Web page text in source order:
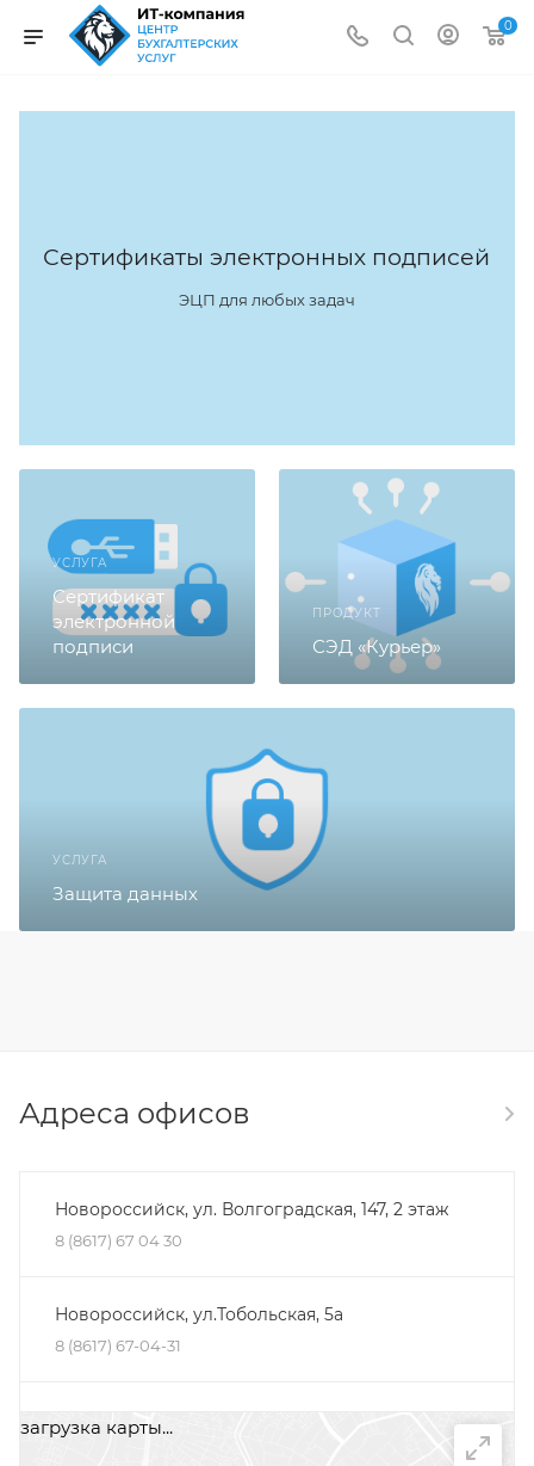
0
Сертификаты электронных подписей
ЭЦП для любых задач
УСЛУГА
Сертификат
электронной
подписи
ПРОДУКТ
СЭД «Курьер»
УСЛУГА
Защита данных
Адреса офисов
Новороссийск, ул. Волгоградская, 147, 2 этаж
8 (8617) 67 04 30
Новороссийск, ул.Тобольская, 5а
8 (8617) 67-04-31
Минеральные Воды, ул. Железноводская, 30Д,
загрузка карты...